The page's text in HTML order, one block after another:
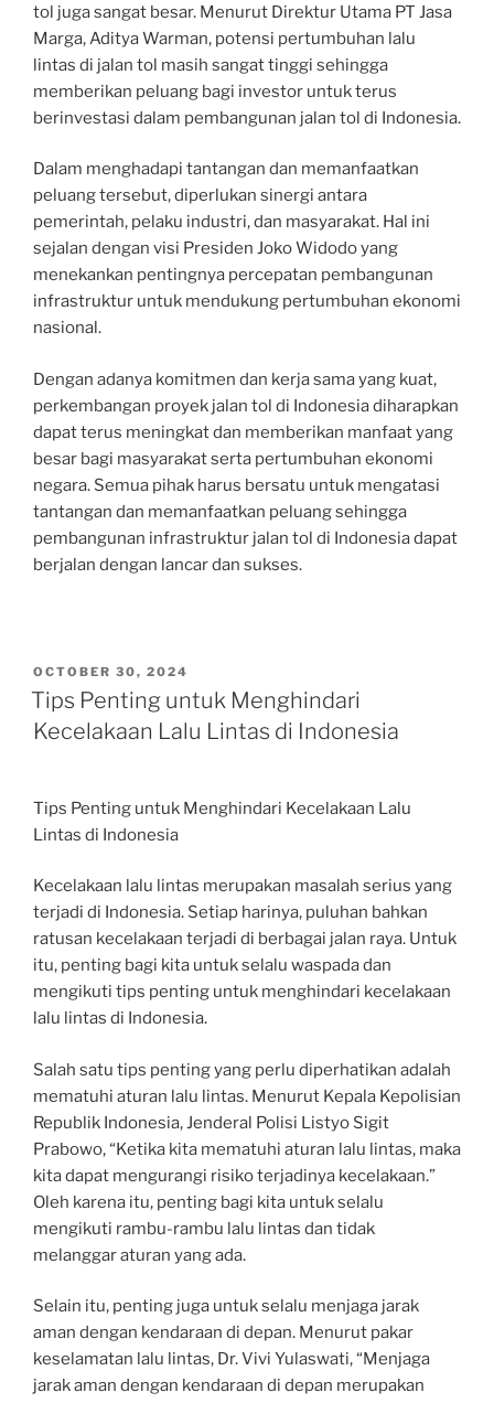
tol juga sangat besar. Menurut Direktur Utama PT Jasa
Marga, Aditya Warman, potensi pertumbuhan lalu
lintas di jalan tol masih sangat tinggi sehingga
memberikan peluang bagi investor untuk terus
berinvestasi dalam pembangunan jalan tol di Indonesia.
Dalam menghadapi tantangan dan memanfaatkan
peluang tersebut, diperlukan sinergi antara
pemerintah, pelaku industri, dan masyarakat. Hal ini
sejalan dengan visi Presiden Joko Widodo yang
menekankan pentingnya percepatan pembangunan
infrastruktur untuk mendukung pertumbuhan ekonomi
nasional.
Dengan adanya komitmen dan kerja sama yang kuat,
perkembangan proyek jalan tol di Indonesia diharapkan
dapat terus meningkat dan memberikan manfaat yang
besar bagi masyarakat serta pertumbuhan ekonomi
negara. Semua pihak harus bersatu untuk mengatasi
tantangan dan memanfaatkan peluang sehingga
pembangunan infrastruktur jalan tol di Indonesia dapat
berjalan dengan lancar dan sukses.
POSTED
ON
OCTOBER 30, 2024
Tips Penting untuk Menghindari
Kecelakaan Lalu Lintas di Indonesia
Tips Penting untuk Menghindari Kecelakaan Lalu
Lintas di Indonesia
Kecelakaan lalu lintas merupakan masalah serius yang
terjadi di Indonesia. Setiap harinya, puluhan bahkan
ratusan kecelakaan terjadi di berbagai jalan raya. Untuk
itu, penting bagi kita untuk selalu waspada dan
mengikuti tips penting untuk menghindari kecelakaan
lalu lintas di Indonesia.
Salah satu tips penting yang perlu diperhatikan adalah
mematuhi aturan lalu lintas. Menurut Kepala Kepolisian
Republik Indonesia, Jenderal Polisi Listyo Sigit
Prabowo, “Ketika kita mematuhi aturan lalu lintas, maka
kita dapat mengurangi risiko terjadinya kecelakaan.”
Oleh karena itu, penting bagi kita untuk selalu
mengikuti rambu-rambu lalu lintas dan tidak
melanggar aturan yang ada.
Selain itu, penting juga untuk selalu menjaga jarak
aman dengan kendaraan di depan. Menurut pakar
keselamatan lalu lintas, Dr. Vivi Yulaswati, “Menjaga
jarak aman dengan kendaraan di depan merupakan